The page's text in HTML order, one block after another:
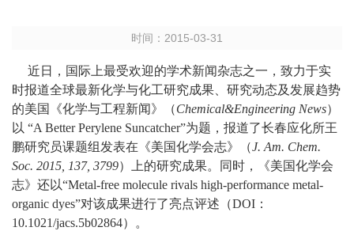
时间：2015-03-31
近日，国际上最受欢迎的学术新闻杂志之一，致力于实
时报道全球最新化学与化工研究成果、研究动态及发展趋势
的美国《化学与工程新闻》（Chemical&Engineering News）
以 “A BetterPerylene Suncatcher”为题，报道了长春应化所王
鹏研究员课题组发表在《美国化学会志》（J. Am. Chem.
Soc. 2015, 137, 3799）上的研究成果。同时，《美国化学会
志》还以“Metal-free molecule rivals high-performance metal-
organic dyes”对该成果进行了亮点评述（DOI ：
10.1021/jacs.5b02864）。